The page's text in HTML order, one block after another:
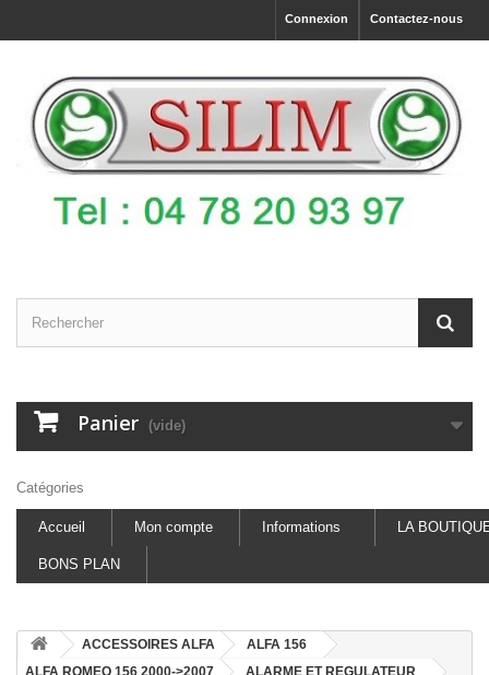
Contactez-nous
Connexion
Panier (vide)
Catégories
Accueil Mon compte Informations LA
BONS PLAN
ACCESSOIRES ALFA
ALFA 156
ALFA ROMEO 156 2000->2007
ALARME ET REGULATEUR